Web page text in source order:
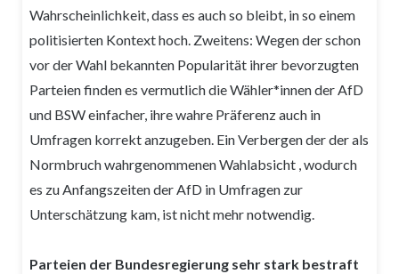
Wahrscheinlichkeit, dass es auch so bleibt, in so einem
politisierten Kontext hoch. Zweitens: Wegen der schon
vor der Wahl bekannten Popularität ihrer bevorzugten
Parteien finden es vermutlich die Wähler*innen der AfD
und BSW einfacher, ihre wahre Präferenz auch in
Umfragen korrekt anzugeben. Ein Verbergen der der als
Normbruch wahrgenommenen Wahlabsicht , wodurch
es zu Anfangszeiten der AfD in Umfragen zur
Unterschätzung kam, ist nicht mehr notwendig.
Parteien der Bundesregierung sehr stark bestraft